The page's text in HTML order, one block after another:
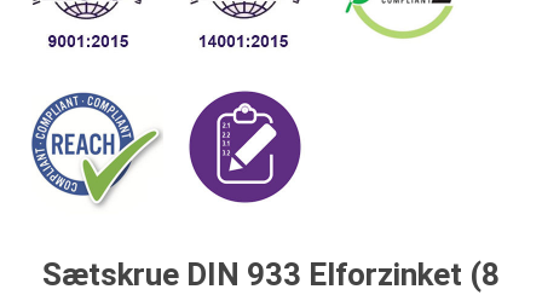
Sætskrue DIN 933 Elforzinket (8